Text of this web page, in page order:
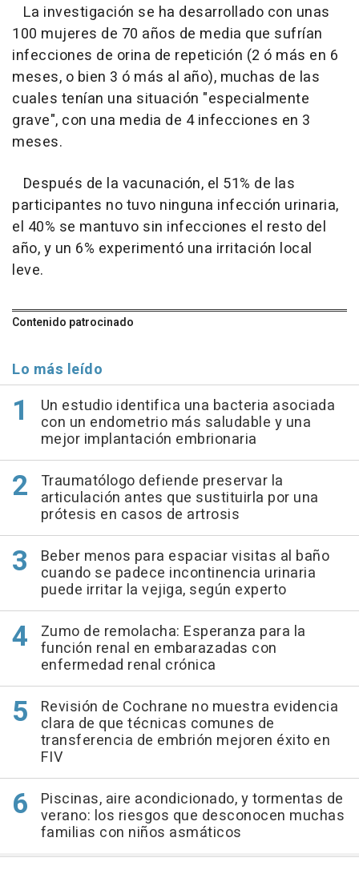
La investigación se ha desarrollado con unas
100 mujeres de 70 años de media que sufrían
infecciones de orina de repetición (2 ó más en 6
meses, o bien 3 ó más al año), muchas de las
cuales tenían una situación "especialmente
grave", con una media de 4 infecciones en 3
meses.
Después de la vacunación, el 51% de las
participantes no tuvo ninguna infección urinaria,
el 40% se mantuvo sin infecciones el resto del
año, y un 6% experimentó una irritación local
leve.
Contenido patrocinado
Lo más leído
Un estudio identifica una bacteria asociada
con un endometrio más saludable y una
mejor implantación embrionaria
Traumatólogo defiende preservar la
articulación antes que sustituirla por una
prótesis en casos de artrosis
Beber menos para espaciar visitas al baño
cuando se padece incontinencia urinaria
puede irritar la vejiga, según experto
Zumo de remolacha: Esperanza para la
función renal en embarazadas con
enfermedad renal crónica
Revisión de Cochrane no muestra evidencia
clara de que técnicas comunes de
transferencia de embrión mejoren éxito en
FIV
Piscinas, aire acondicionado, y tormentas de
verano: los riesgos que desconocen muchas
familias con niños asmáticos